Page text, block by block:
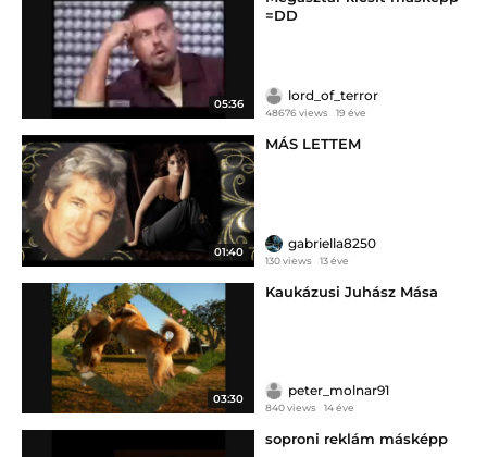
05:36
=DD
lord_of_terror
48676 views 19 éve
01:40
MÁS LETTEM
gabriella8250
130 views 13 éve
03:30
Kaukázusi Juhász Mása
peter_molnar91
840 views 14 éve
soproni reklám másképp